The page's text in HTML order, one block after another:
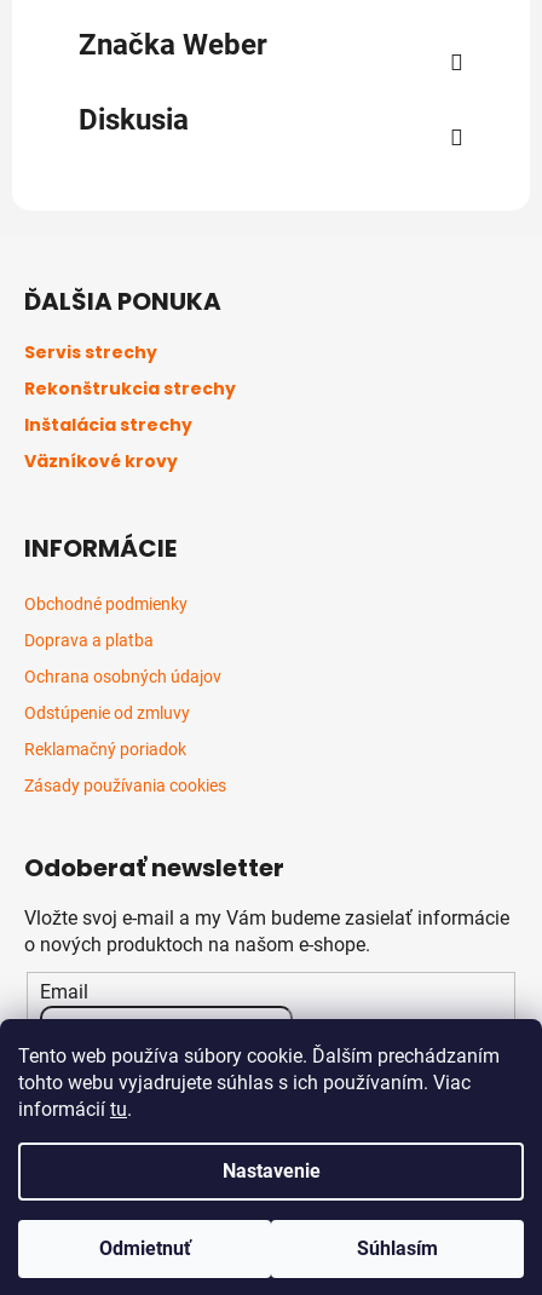
Tento web používa súbory cookie. Ďalším prechádzaním
tohto webu vyjadrujete súhlas s ich používaním. Viac
informácií tu.
Nastavenie
Odmietnuť Súhlasím
Značka Weber
Diskusia
ĎALŠIA PONUKA
Servis strechy
Rekonštrukcia strechy
Inštalácia strechy
Väzníkové krovy
INFORMÁCIE
Obchodné podmienky
Doprava a platba
Ochrana osobných údajov
Odstúpenie od zmluvy
Reklamačný poriadok
Zásady používania cookies
Odoberať newsletter
Vložte svoj e-mail a my Vám budeme zasielať informácie
o nových produktoch na našom e-shope.
Email
Vložením e-mailu súhlasíte spodmienkami ochrany
osobných údajov
PRIHLÁSIŤ SA
Copyright 2026Klikstav.sk. Všetky práva vyhradené.